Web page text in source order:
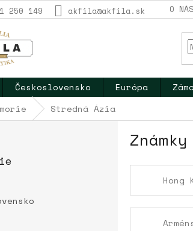
250 149 akfila@akfila.sk O NÁS
Československo Európa
Stredná Ázia
Hong